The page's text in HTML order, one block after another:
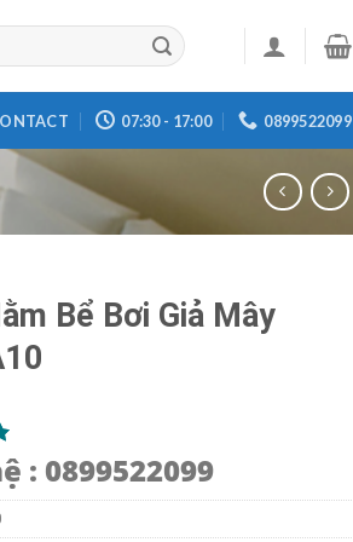
07:30 - 17:00 0899522099
Bể Bơi Giả Mây
: 0899522099